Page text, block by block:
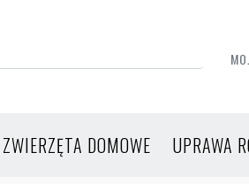
ZWIERZĘTA DOMOWE UPRAWA